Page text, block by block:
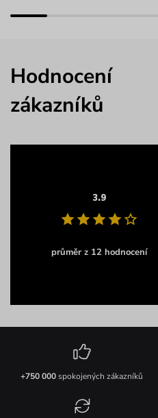
Hodnocení
zákazníků
3.9
průměr z 12 hodnocení
+750 000spokojených zákazníků